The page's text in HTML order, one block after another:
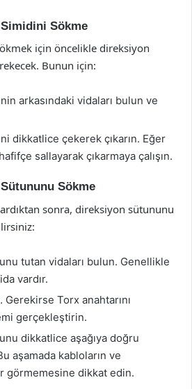
Sökme
için öncelikle direksiyon
Bunun için:
arkasındaki vidaları bulun ve
dikkatlice çekerek çıkarın. Eğer
sallayarak çıkarmaya çalışın.
Sökme
sonra, direksiyon sütununu
tutan vidaları bulun. Genellikle
vardır.
Gerekirse Torx anahtarını
gerçekleştirin.
dikkatlice aşağıya doğru
aşamada kabloların ve
görmemesine dikkat edin.